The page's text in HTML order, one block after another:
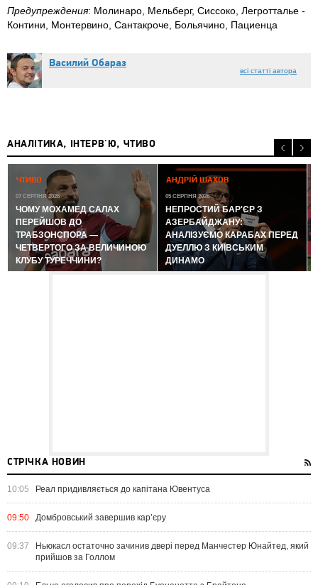
Предупреждения: Молинаро, Мельберг, Сиссоко, Легротталье -
Контини, Монтервино, Сантакроче, Больячино, Пациенца
Василий Обараз
всі статті автора
АНАЛІТИКА, ІНТЕРВ'Ю, ЧТИВО
ЧТИВО
07 СЕРПНЯ 2026
ЧОМУ МОХАМЕД САЛАХ
ПЕРЕЙШОВ ДО
ТРАБЗОНСПОРА —
ЧЕТВЕРТОГО ЗА ВЕЛИЧИНОЮ
КЛУБУ ТУРЕЧЧИНИ?
АНДРІЙ ШАХОВ
05 СЕРПНЯ 2026
НЕПРОСТИЙ БАР'ЄР З
АЗЕРБАЙДЖАНУ:
АНАЛІЗУЄМО КАРАБАХ ПЕРЕД
ДУЕЛЛЮ З КИЇВСЬКИМ
ДИНАМО
СТРІЧКА НОВИН
10:05 Реал придивляється до капітана Ювентуса
09:50 Домбровський завершив кар’єру
09:37
Ньюкасл остаточно зачинив двері перед Манчестер Юнайтед, який
прийшов за Голлом